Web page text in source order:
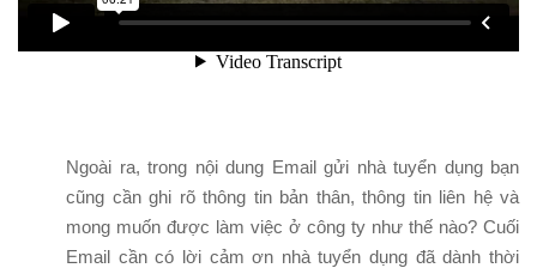
Ngoài ra, trong nội dung Email gửi nhà tuyển dụng bạn
cũng cần ghi rõ thông tin bản thân, thông tin liên hệ và
mong muốn được làm việc ở công ty như thế nào? Cuối
Email cần có lời cảm ơn nhà tuyển dụng đã dành thời